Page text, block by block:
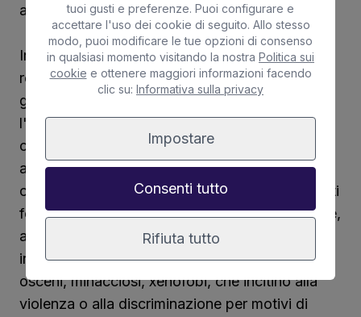
altri utenti o in generale di qualsiasi terzo.
In particolare, e senza che ciò implichi alcuna
restrizione all'obbligo assunto dall'utente in
generale ai sensi della sezione precedente,
l'utente si impegna a utilizzare i servizi e i
contenuti del sito web in conformità alla Legge,
alle presenti Condizioni Generali d'Uso,
obbligandosi a: (i) fornire in modo veritiero i dati
forniti e mantenerli aggiornati; (ii) non introdurre,
archiviare o diffondere sul o dal Sito web
informazioni o materiali diffamatori, calunniosi,
osceni, minacciosi, xenofobi, che incitino alla
violenza o alla discriminazione per motivi di
tuoi gusti e preferenze. Puoi configurare e
accettare l'uso dei cookie di seguito. Allo stesso
modo, puoi modificare le tue opzioni di consenso
in qualsiasi momento visitando la nostra Politica sui
cookie e ottenere maggiori informazioni facendo
clic su: Informativa sulla privacy
Impostare
Consenti tutto
Rifiuta tutto